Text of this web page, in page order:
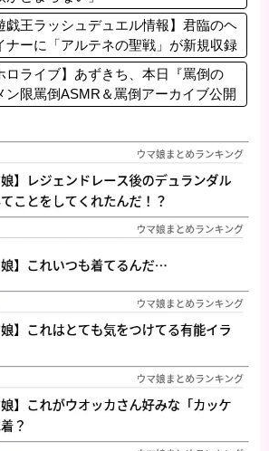
戯王ラッシュデュエル情報】君臨のヘ
ナーに「アルテネの聖戦」が新規収録
ロライブ】あずきち、本日『罵倒の
ン限罵倒ASMR＆罵倒アーカイブ公開